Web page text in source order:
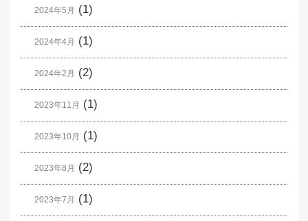
2024年5月 (1)
2024年4月 (1)
2024年2月 (2)
2023年11月 (1)
2023年10月 (1)
2023年8月 (2)
2023年7月 (1)